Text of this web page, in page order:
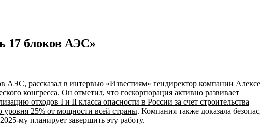
17 блоков АЭС»
АЭС, рассказал в интервью «Известиям» гендиректор компании
конгресса. Он отметил, что госкорпорация активно развивает
отходов I и II класса опасности в России за счет строительства
уровня 25% от мощности всей страны. Компания также доказала
му планирует завершить эту работу.